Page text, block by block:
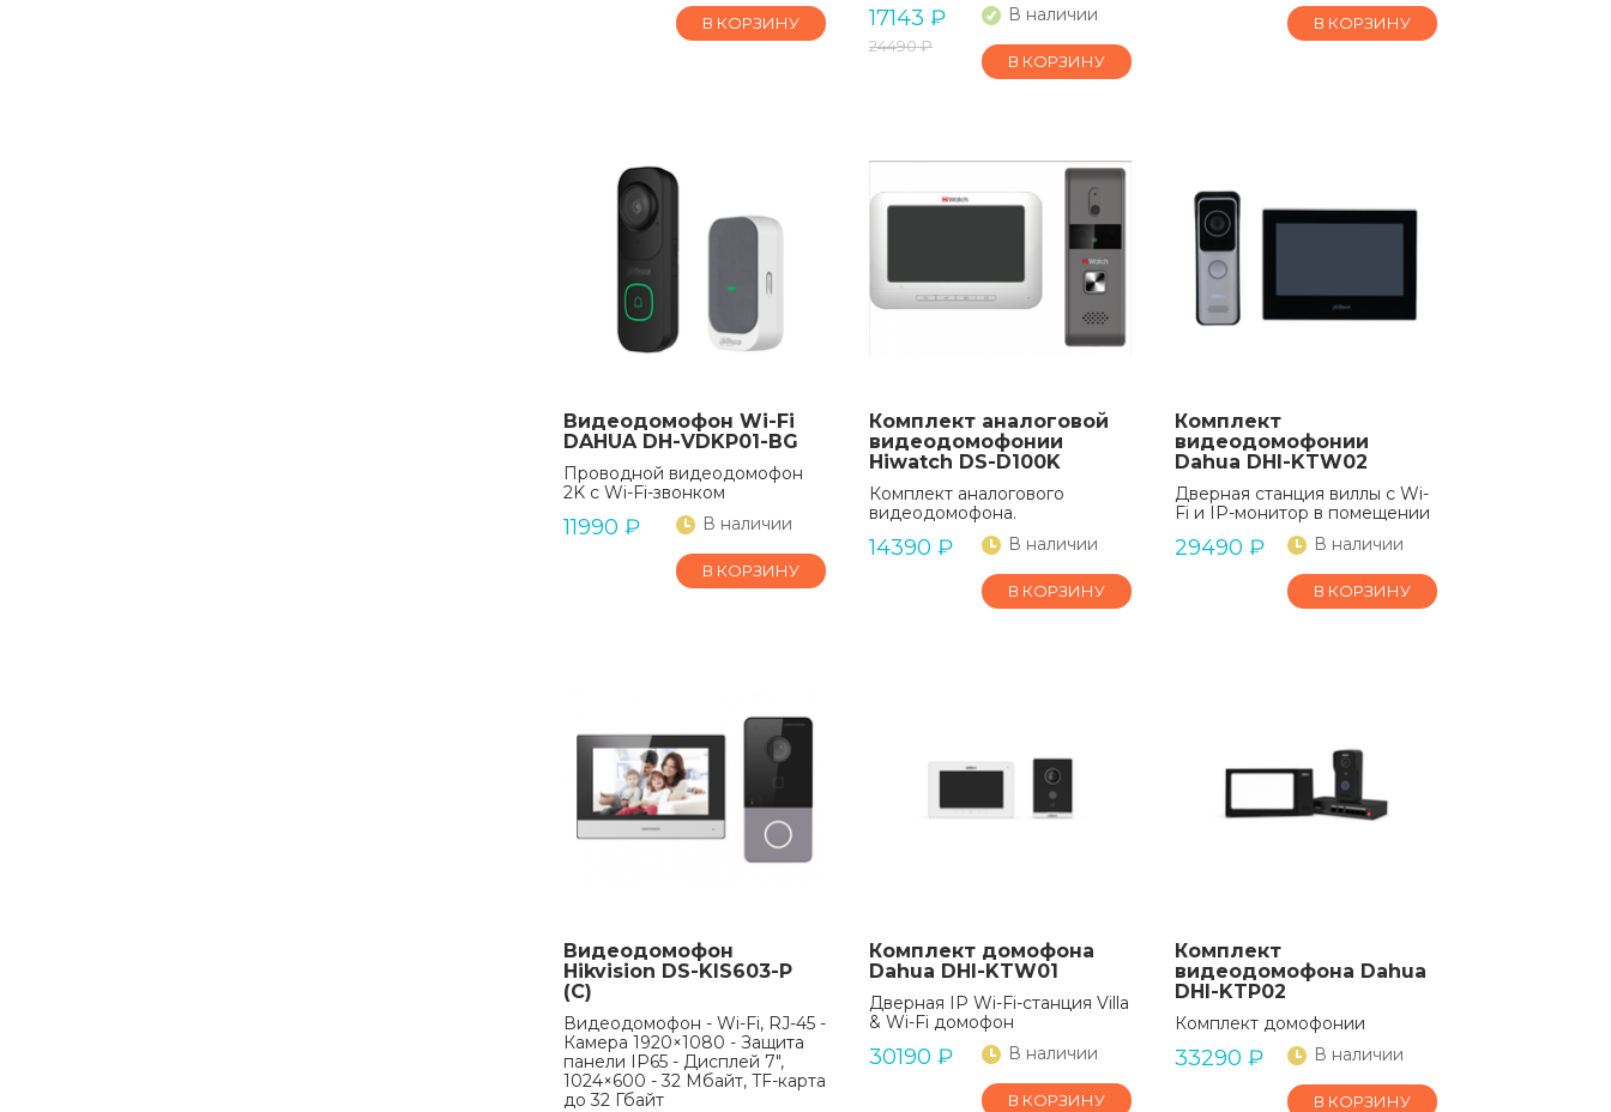
В КОРЗИНУ 17143 ₽
24490₽
В наличии
В КОРЗИНУ
В КОРЗИНУ
Видеодомофон Wi-Fi
DAHUA DH-VDKP01-BG
Проводной видеодомофон
2K с Wi-Fi-звонком
11990 ₽ В наличии
В КОРЗИНУ
Комплект аналоговой
видеодомофонии
Hiwatch DS-D100K
Комплект аналогового
видеодомофона.
14390 ₽ В наличии
В КОРЗИНУ
Комплект
видеодомофонии
Dahua DHI-KTW02
Дверная станция виллы с Wi-
Fi и IP-монитор в помещении
29490 ₽ В наличии
В КОРЗИНУ
Видеодомофон
Hikvision DS-KIS603-P
(C)
Видеодомофон - Wi-Fi, RJ-45 -
Камера 1920×1080 - Защита
панели IP65 - Дисплей 7",
1024×600 - 32 Мбайт, TF-карта
до 32 Гбайт
Комплект домофона
Dahua DHI-KTW01
Дверная IP Wi-Fi-станция Villa
& Wi-Fi домофон
30190 ₽ В наличии
В КОРЗИНУ
Комплект
видеодомофона Dahua
DHI-KTP02
Комплект домофонии
33290 ₽ В наличии
В КОРЗИНУ